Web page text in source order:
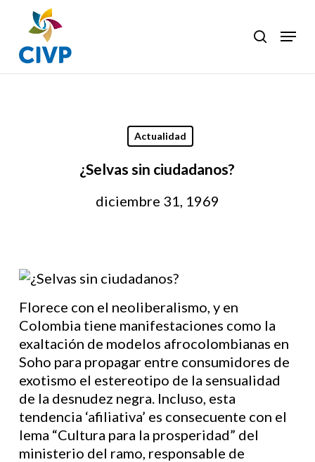
main
content
search
Menu
Actualidad
¿Selvas sin ciudadanos?
diciembre 31, 1969
Florece con el neoliberalismo, y en
Colombia tiene manifestaciones como la
exaltación de modelos afrocolombianas en
Soho para propagar entre consumidores de
exotismo el estereotipo de la sensualidad
de la desnudez negra. Incluso, esta
tendencia ‘afiliativa’ es consecuente con el
lema “Cultura para la prosperidad” del
ministerio del ramo, responsable de
Close